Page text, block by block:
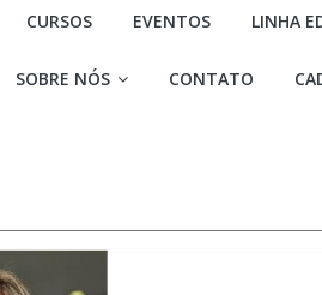
Liberal
importante
da
CURSOS EVENTOS LINHA
SOBRE NÓS CONTATO